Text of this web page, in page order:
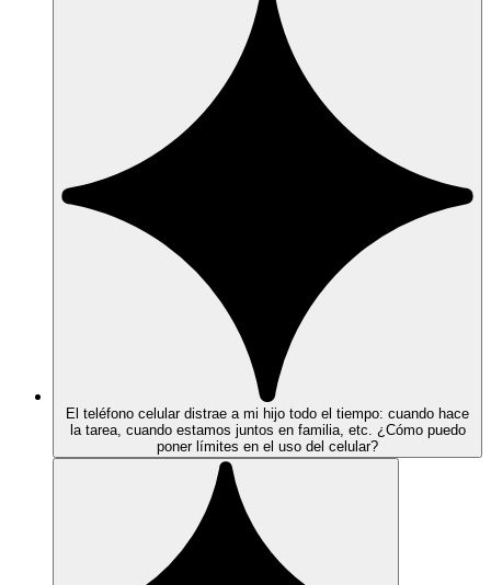
El teléfono celular distrae a mi hijo todo el tiempo: cuando hace
la tarea, cuando estamos juntos en familia, etc. ¿Cómo puedo
poner límites en el uso del celular?